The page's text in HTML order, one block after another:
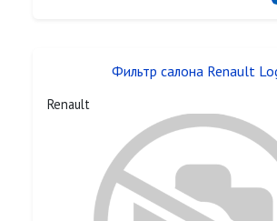
Фильтр салона Renault
Renault